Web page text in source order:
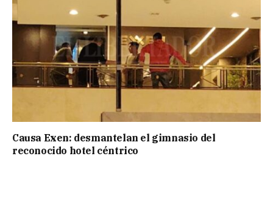
Causa Exen: desmantelan el gimnasio del
reconocido hotel céntrico